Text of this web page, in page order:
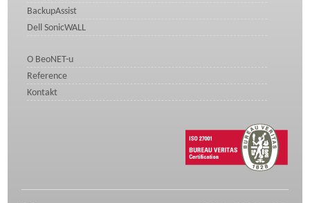
BackupAssist
Dell SonicWALL
O BeoNET-u
Reference
Kontakt